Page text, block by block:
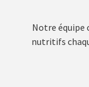
Notre équipe
nutritifs